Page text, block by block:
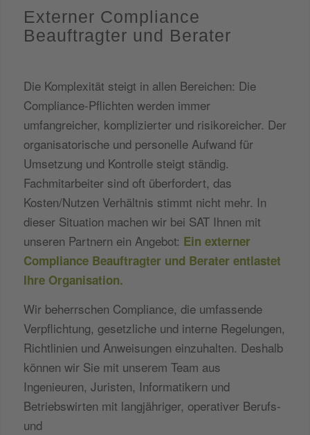
Externer Compliance
Beauftragter und Berater
Die Komplexität steigt in allen Bereichen: Die
Compliance-Pflichten werden immer
umfangreicher, komplizierter und risikoreicher. Der
organisatorische und personelle Aufwand für
Umsetzung und Kontrolle steigt ständig.
Fachmitarbeiter sind oft überfordert, das
Kosten/Nutzen Verhältnis stimmt nicht mehr. In
dieser Situation machen wir bei SAT Ihnen mit
unseren Partnern ein Angebot: Ein externer
Compliance Beauftragter und Berater entlastet
Ihre Organisation.
Wir beherrschen Compliance, die umfassende
Verpflichtung, gesetzliche und interne Regelungen,
Richtlinien und Anweisungen einzuhalten. Deshalb
können wir Sie mit unserem Team aus
Ingenieuren, Juristen, Informatikern und
Betriebswirten mit langjähriger, operativer Berufs-
und